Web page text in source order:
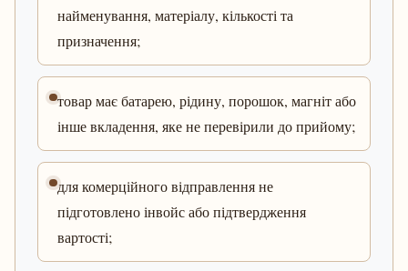
найменування, матеріалу, кількості та
призначення;
товар має батарею, рідину, порошок, магніт або
інше вкладення, яке не перевірили до прийому;
для комерційного відправлення не
підготовлено інвойс або підтвердження
вартості;